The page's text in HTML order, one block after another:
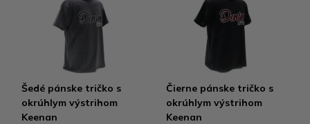
Šedé pánske tričko s
okrúhlym výstrihom
Keenan
Čierne pánske tričko s
okrúhlym výstrihom
Keenan